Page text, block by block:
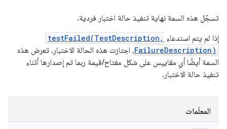
تسجّل هذه السمة نهاية تنفيذ حالة اختبار فردية.
إذا لم يتم استدعاء testFailed(TestDescription,
FailureDescription)، اجتازت هذه الحالة الاختبار. تعرض هذه
السمة أيضًا أي مقاييس على شكل مفتاح/قيمة ربما تم إصدارها أثناء
تنفيذ حالة الاختبار.
المعلَمات